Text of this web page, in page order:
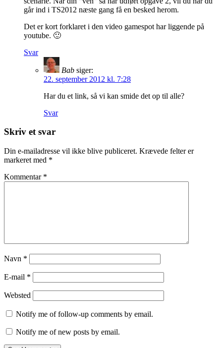
går ind i TS2012 næste gang få en besked herom.
Det er kort forklaret i den video gamespot har liggende på
youtube. 🙂
Svar
Bab siger:
22. september 2012 kl. 7:28
Har du et link, så vi kan smide det op til alle?
Svar
Skriv et svar
Din e-mailadresse vil ikke blive publiceret. Krævede felter er
markeret med *
Kommentar *
Navn *
E-mail *
Websted
Notify me of follow-up comments by email.
Notify me of new posts by email.